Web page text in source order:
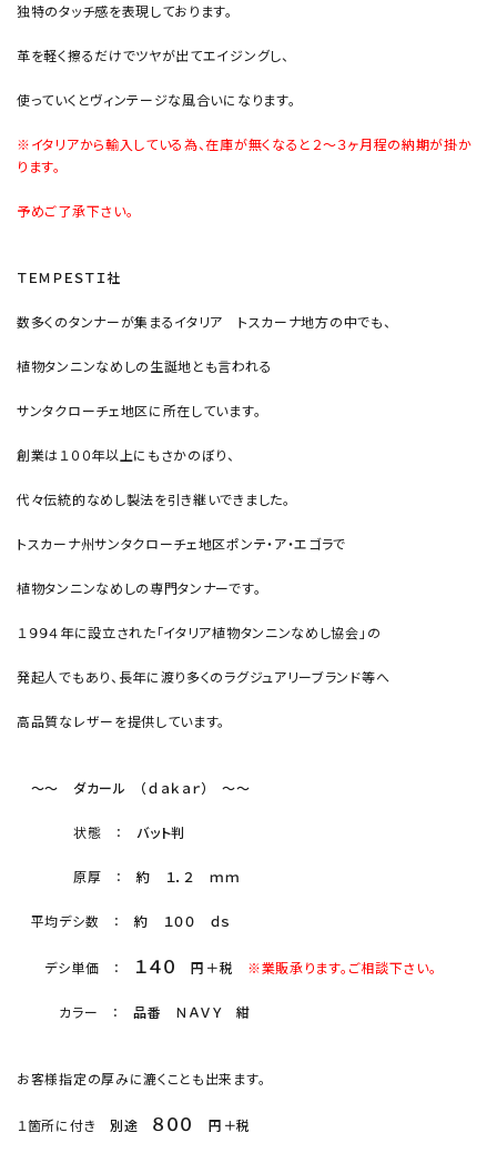
独特のタッチ感を表現しております。
革を軽く擦るだけでツヤが出てエイジングし、
使っていくとヴィンテージな風合いになります。
※イタリアから輸入している為、在庫が無くなると２～３ヶ月程の納期が掛か
ります。
予めご了承下さい。
ＴＥＭＰＥＳＴＩ社
数多くのタンナーが集まるイタリア トスカーナ地方の中でも、
植物タンニンなめしの生誕地とも言われる
サンタクローチェ地区に所在しています。
創業は１００年以上にもさかのぼり、
代々伝統的なめし製法を引き継いできました。
トスカーナ州サンタクローチェ地区ポンテ・ア・エゴラで
植物タンニンなめしの専門タンナーです。
１９９４年に設立された「イタリア植物タンニンなめし協会」の
発起人でもあり、長年に渡り多くのラグジュアリーブランド等へ
高品質なレザーを提供しています。
～～ ダカール （ｄａｋａｒ） ～～
状態 ： バット判
原厚 ：約 １．２ ｍｍ
平均デシ数 ：約 １００ ｄｓ
デシ単価 ： １４０ 円＋税 ※業販承ります。ご相談下さい。
カラー ：品番 ＮＡＶＹ 紺
お客様指定の厚みに漉くことも出来ます。
１箇所に付き 別途 ８００ 円＋税